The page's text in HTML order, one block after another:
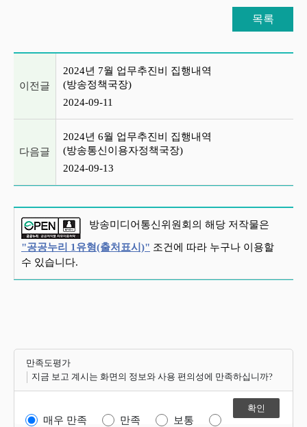
목록
이전글
2024년 7월 업무추진비 집행내역
(방송정책국장)
2024-09-11
다음글
2024년 6월 업무추진비 집행내역
(방송통신이용자정책국장)
2024-09-13
방송미디어통신위원회의 해당 저작물은
"공공누리 1유형(출처표시)" 조건에 따라 누구나 이용할
수 있습니다.
만족도평가
지금 보고 계시는 화면의 정보와 사용 편의성에 만족하십니까?
매우 만족 만족
보통